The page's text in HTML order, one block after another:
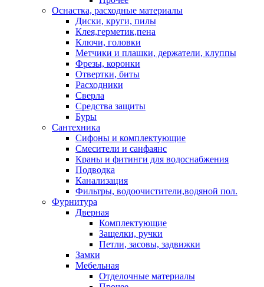
Оснастка, расходные материалы
Диски, круги, пилы
Клея,герметик,пена
Ключи, головки
Метчики и плашки, держатели, клуппы
Фрезы, коронки
Отвертки, биты
Расходники
Сверла
Средства защиты
Буры
Сантехника
Сифоны и комплектующие
Смесители и санфаянс
Краны и фитинги для водоснабжения
Подводка
Канализация
Фильтры, водоочистители,водяной пол.
Фурнитура
Дверная
Комплектующие
Защелки, ручки
Петли, засовы, задвижки
Замки
Мебельная
Отделочные материалы